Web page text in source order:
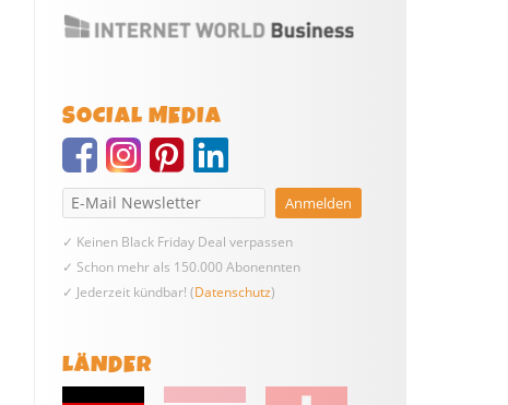
SOCIAL MEDIA
✓ Keinen Black Friday Deal verpassen
✓ Schon mehr als 150.000 Abonennten
✓ Jederzeit kündbar! (Datenschutz)
LÄNDER